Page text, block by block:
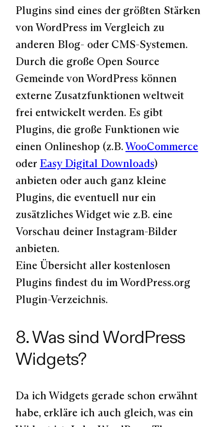
Plugins sind eines der größten Stärken
von WordPress im Vergleich zu
anderen Blog- oder CMS-Systemen.
Durch die große Open Source
Gemeinde von WordPress können
externe Zusatzfunktionen weltweit
frei entwickelt werden. Es gibt
Plugins, die große Funktionen wie
einen Onlineshop (z.B.WooCommerce
oder Easy Digital Downloads)
anbieten oder auch ganz kleine
Plugins, die eventuell nur ein
zusätzliches Widget wie z.B. eine
Vorschau deiner Instagram-Bilder
anbieten.
Eine Übersicht aller kostenlosen
Plugins findest du im WordPress.org
Plugin-Verzeichnis.
8. Was sind WordPress
Widgets?
Da ich Widgets gerade schon erwähnt
habe, erkläre ich auch gleich, was ein